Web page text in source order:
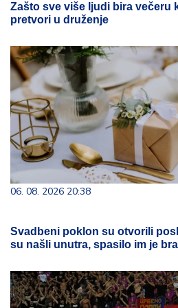
Zašto sve više ljudi bira večeru
pretvori u druženje
06. 08. 2026 20:38
Svadbeni poklon su otvorili
su našli unutra, spasilo im je